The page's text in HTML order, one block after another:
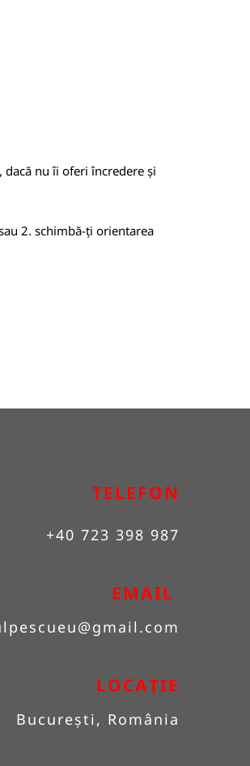
dacă nu îi oferi încredere și
2. schimbă-ți orientarea
TELEFON
+40 723 398 987
EMAIL
@gmail.com
LOCAȚIE
București, România